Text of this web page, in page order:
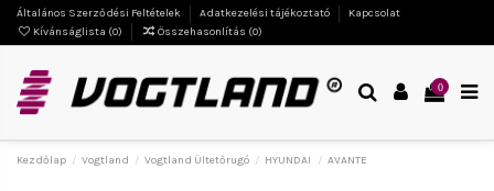
Általános Szerződési Feltételek Adatkezelési tájékoztató
Kapcsolat
Kívánságlista (0) Összehasonlítás (0)
0
Kezdőlap Vogtland Vogtland Ültetőrugó HYUNDAI AVANTE